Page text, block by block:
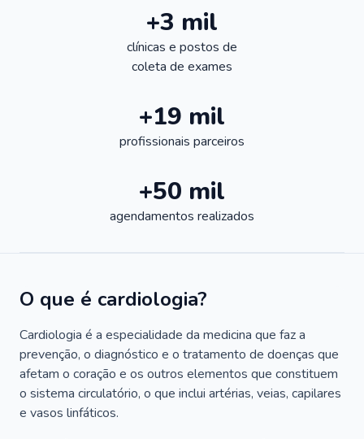
+3 mil
clínicas e postos de
coleta de exames
+19 mil
profissionais parceiros
+50 mil
agendamentos realizados
O que é cardiologia?
Cardiologia é a especialidade da medicina que faz a
prevenção, o diagnóstico e o tratamento de doenças que
afetam o coração e os outros elementos que constituem
o sistema circulatório, o que inclui artérias, veias, capilares
e vasos linfáticos.